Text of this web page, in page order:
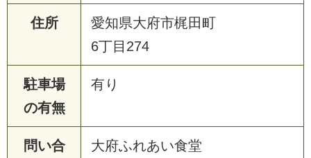
住所
愛知県大府市梶田町
6丁目274
駐車場
の有無
有り
問い合
大府ふれあい食堂